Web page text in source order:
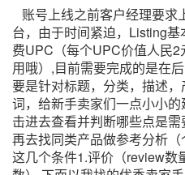
账号上线之前客户经理要求
台，由于时间紧迫， Listing基
费UPC （每个UPC价值人民2
用哦） ,目前需要完成的是在
要是针对标题，分类，描述，
词，给新手卖家们一点小小
击进去查看并判断哪些点是需
再去找同类产品做参考分析
这几个条件1.评价（review数